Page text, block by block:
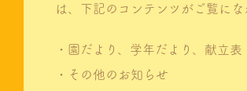
は、下記のコンテンツがご覧にな
・園だより、学年だより、献立表
・その他のお知らせ